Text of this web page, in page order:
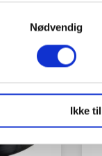
Nødvendig
Ikke